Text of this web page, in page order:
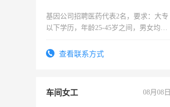
基因公司招聘医药代表2名，要求：大专
以下学历，年龄25-45岁之间，男女均
表或者有医学资质的优先，底薪+绩效，
查看联系方式
车间女工 08月08日